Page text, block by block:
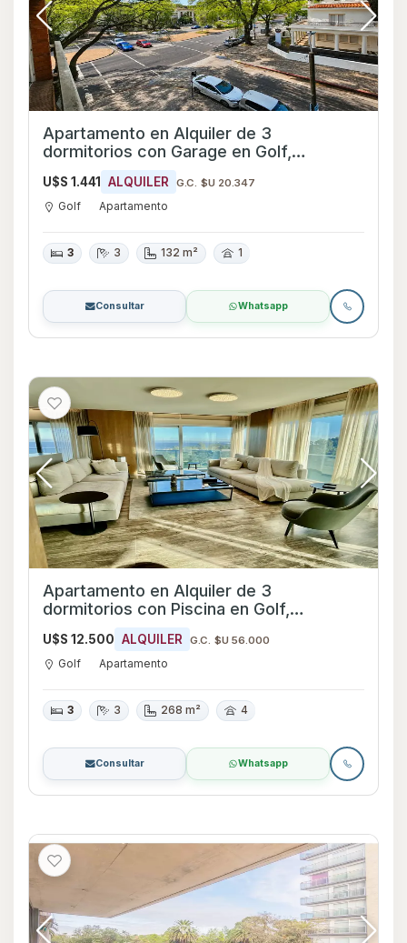
Apartamento en Alquiler de 3
dormitorios con Garage en Golf,
Montevideo
U$S 1.441 ALQUILER G.C. $U 20.347
Golf Apartamento
3 3 132 m² 1
Consultar Whatsapp
Apartamento en Alquiler de 3
dormitorios con Piscina en Golf,
Montevideo
U$S 12.500 ALQUILER G.C. $U 56.000
Golf Apartamento
3 3 268 m² 4
Consultar Whatsapp